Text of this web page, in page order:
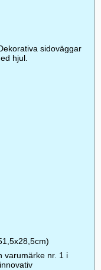
sidoväggar
hjul.
varumärke nr. 1 i